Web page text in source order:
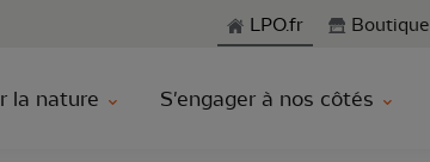
Aller à la rechercheLPO.fr Boutique
la nature S'engager à nos côtés